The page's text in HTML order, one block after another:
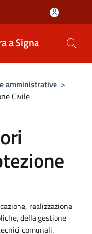
a Signa
amministrative >
Civile
realizzazione
della gestione
comunali.